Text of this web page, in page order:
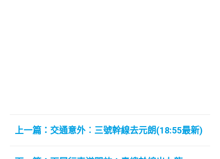
上一篇：交通意外︰三號幹線去元朗(18:55最新)